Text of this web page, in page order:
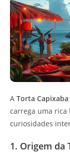
A Torta Capixaba
carrega uma
curiosidades
1. Origem da